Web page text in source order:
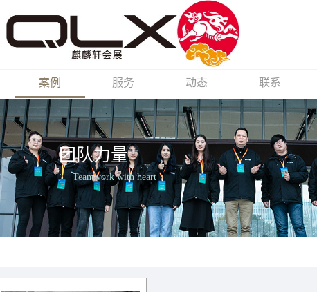
案例 服务 动态 联系
团队力量
Teamwork with heart